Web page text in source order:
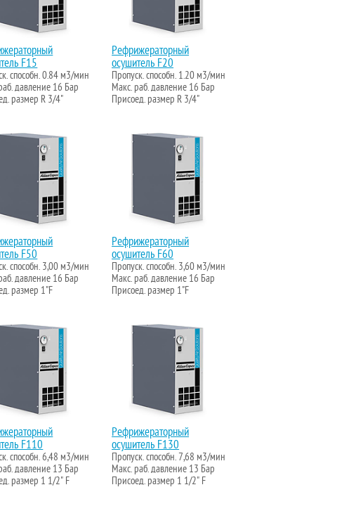
F15
способн. 0.84 м3/мин
давление 16 Бар
размер R 3/4"
Рефрижераторный
осушитель F20
Пропуск. способн. 1.20 м3/мин
Макс. раб. давление 16 Бар
Присоед. размер R 3/4"
F50
способн. 3,00 м3/мин
давление 16 Бар
размер 1"F
Рефрижераторный
осушитель F60
Пропуск. способн. 3,60 м3/мин
Макс. раб. давление 16 Бар
Присоед. размер 1"F
F110
способн. 6,48 м3/мин
давление 13 Бар
размер 1 1/2" F
Рефрижераторный
осушитель F130
Пропуск. способн. 7,68 м3/мин
Макс. раб. давление 13 Бар
Присоед. размер 1 1/2" F